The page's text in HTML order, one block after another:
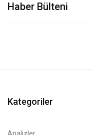
Haber Bülteni
Kategoriler